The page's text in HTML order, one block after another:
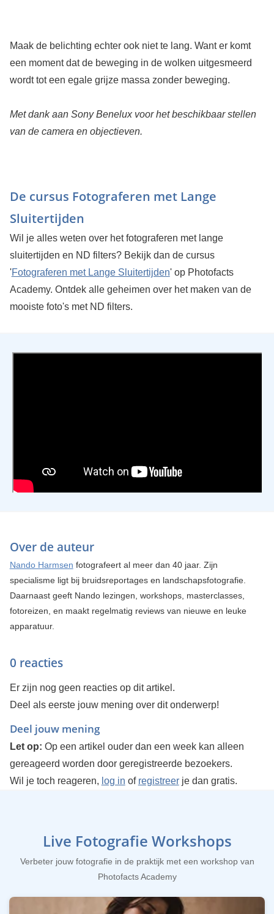
Maak de belichting echter ook niet te lang. Want er komt
een moment dat de beweging in de wolken uitgesmeerd
wordt tot een egale grijze massa zonder beweging.
Met dank aan Sony Benelux voor het beschikbaar stellen
van de camera en objectieven.
De cursus Fotograferen met Lange
Sluitertijden
Wil je alles weten over het fotograferen met lange
sluitertijden en ND filters? Bekijk dan de cursus
'Fotograferen met Lange Sluitertijden' op Photofacts
Academy. Ontdek alle geheimen over het maken van de
mooiste foto's met ND filters.
Over de auteur
Nando Harmsen fotografeert al meer dan 40 jaar. Zijn
specialisme ligt bij bruidsreportages en landschapsfotografie.
Daarnaast geeft Nando lezingen, workshops, masterclasses,
fotoreizen, en maakt regelmatig reviews van nieuwe en leuke
apparatuur.
0 reacties
Er zijn nog geen reacties op dit artikel.
Deel als eerste jouw mening over dit onderwerp!
Deel jouw mening
Let op: Op een artikel ouder dan een week kan alleen
gereageerd worden door geregistreerde bezoekers.
Wil je toch reageren, log in of registreerje dan gratis.
Live Fotografie Workshops
Verbeter jouw fotografie in de praktijk met een workshop van
Photofacts Academy